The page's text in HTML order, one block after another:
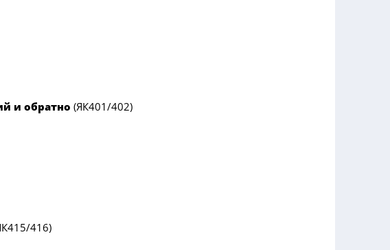
и обратно (ЯК401/402)
416)